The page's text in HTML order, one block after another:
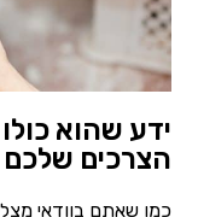
ידע שהוא
הצרכים שלכם
כמו שאתם בוודאי